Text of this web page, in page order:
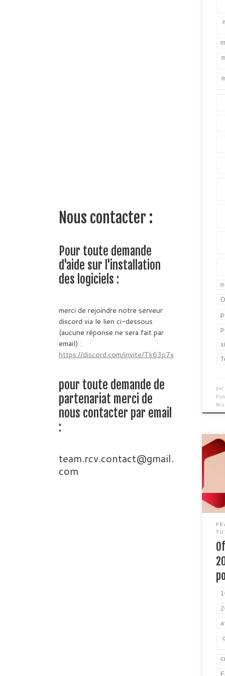
Nous contacter :
Pour toute demande
d'aide sur l'installation
des logiciels :
merci de rejoindre notre serveur
discord via le lien ci-dessous
(aucune réponse ne sera fait par
email) :
https://discord.com/invite/Tk63p7x
pour toute demande de
partenariat merci de
nous contacter par email
:
team.rcv.contact@gmail.
com